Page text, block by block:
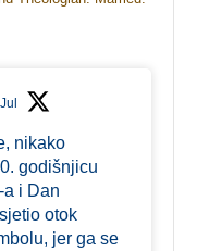
nikako
godišnjicu
i Dan
otok
jer ga se